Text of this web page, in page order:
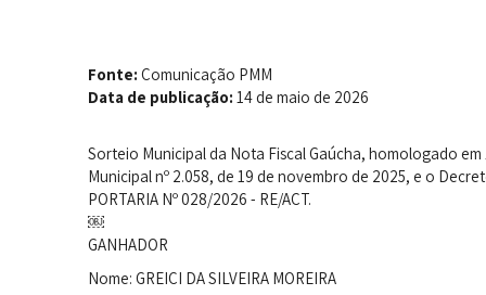
Fonte: Comunicação PMM
Data de publicação: 14 de maio de 2026
Sorteio Municipal da Nota Fiscal Gaúcha, homologado
Municipal nº 2.058, de 19 de novembro de 2025, e o
PORTARIA Nº 028/2026 - RE/ACT.
￼
GANHADOR
Nome: GREICI DA SILVEIRA MOREIRA